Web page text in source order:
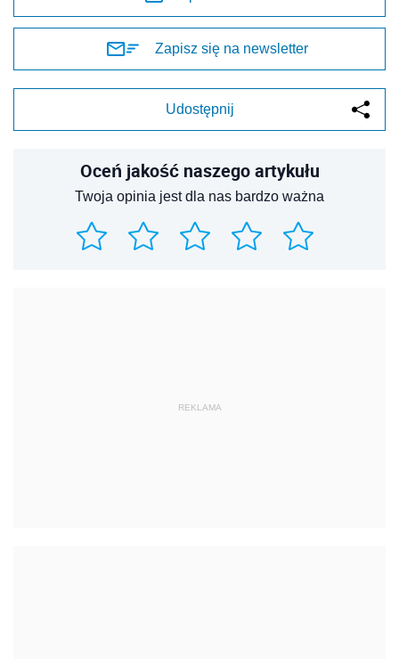
Zapisz się na newsletter
Udostępnij
Oceń jakość naszego artykułu
Twoja opinia jest dla nas bardzo ważna
REKLAMA